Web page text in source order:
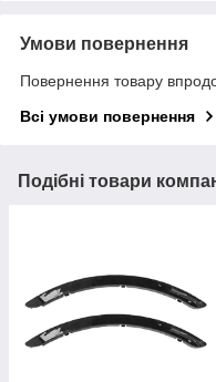
Умови повернення
Повернення товару
Всі умови повернення
Подібні товари